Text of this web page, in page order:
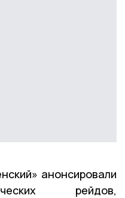
анонсировали
рейдов,